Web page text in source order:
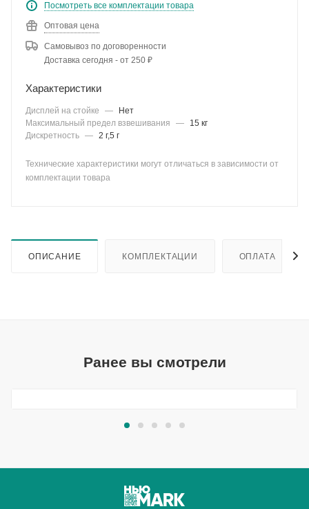
Посмотреть все комплектации товара
Оптовая цена
Самовывоз по договоренности
Доставка сегодня - от 250 ₽
Характеристики
Дисплей на стойке —
Нет
Максимальный предел взвешивания
—
15 кг
Дискретность — 2 г,5 г
Технические характеристики могут отличаться в зависимости от
комплектации товара
ОПИСАНИЕ КОМПЛЕКТАЦИИ ОПЛАТА
Ранее вы смотрели